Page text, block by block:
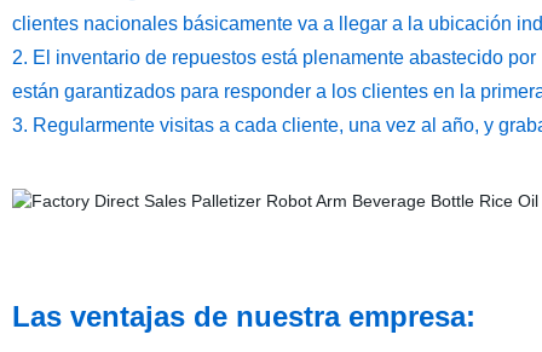
clientes nacionales básicamente va a llegar a la ubicación
2. El inventario de repuestos está plenamente abastecido
están garantizados para responder a los clientes en la
3. Regularmente visitas a cada cliente, una vez al año, y
Las ventajas de nuestra empresa: